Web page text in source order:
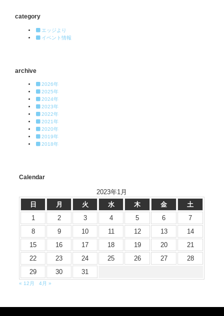
category
エッジより
イベント情報
archive
2026年
2025年
2024年
2023年
2022年
2021年
2020年
2019年
2018年
Calendar
2023年1月
日
月 火 水 木 金
土
1
2 3 4 5 6
7
8
9 10 11 12 13
14
15
16 17 18 19 20
21
22
23 24 25 26 27
28
29
30 31
« 12月 4月 »